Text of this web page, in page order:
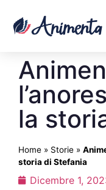
la
Home » Storie »
storia di Stefania
Dicembre 1,